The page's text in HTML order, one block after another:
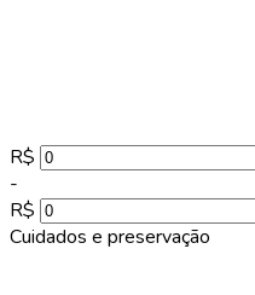
R$
-
R$
Cuidados e preservação